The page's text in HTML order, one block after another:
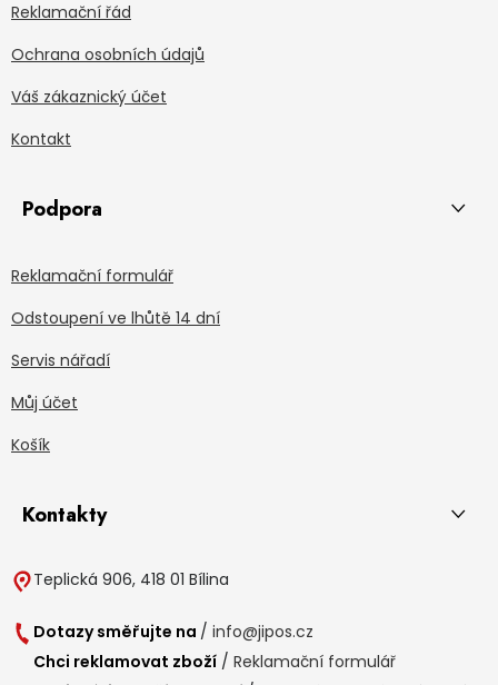
Reklamační řád
Ochrana osobních údajů
Váš zákaznický účet
Kontakt
Podpora
Reklamační formulář
Odstoupení ve lhůtě 14 dní
Servis nářadí
Můj účet
Košík
Kontakty
Teplická 906, 418 01 Bílina
Dotazy směřujte na / info@jipos.cz
Chci reklamovat zboží / Reklamační formulář